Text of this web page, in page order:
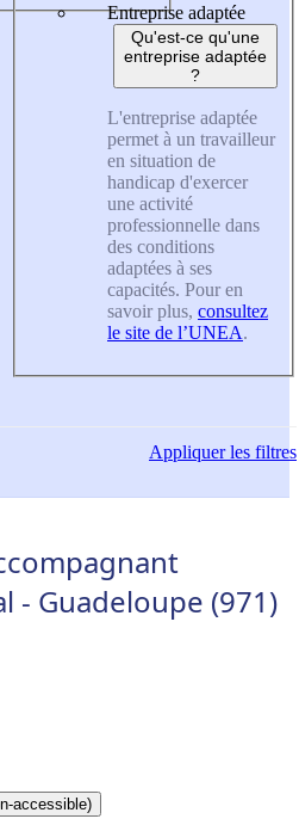
Entreprise adaptée
Qu'est-ce qu'une
entreprise adaptée
?
L'entreprise adaptée
permet à un travailleur
en situation de
handicap d'exercer
une activité
professionnelle dans
des conditions
adaptées à ses
capacités. Pour en
savoir plus, consultez
le site de l’UNEA.
Appliquerles filtres
- Guadeloupe (971)
accessible)